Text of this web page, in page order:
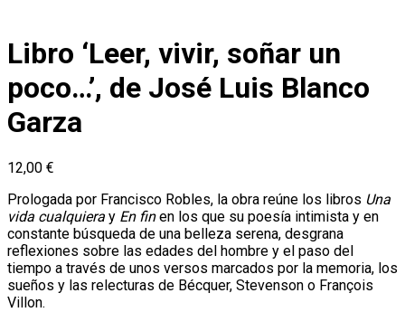
Libro ‘Leer, vivir, soñar un
poco…’, de José Luis Blanco
Garza
12,00 €
Prologada por Francisco Robles, la obra reúne los libros Una
vida cualquiera y En finen los que su poesía intimista y en
constante búsqueda de una belleza serena, desgrana
reflexiones sobre las edades del hombre y el paso del
tiempo a través de unos versos marcados por la memoria, los
sueños y las relecturas de Bécquer, Stevenson o François
Villon.